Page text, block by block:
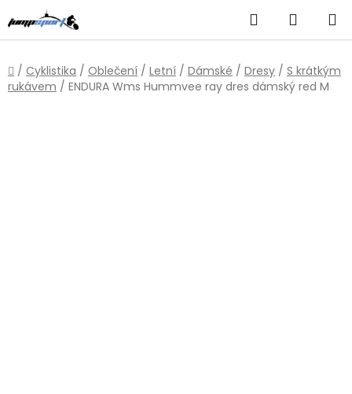
na
obsah
Hledat
KOŠÍK
Domů
/ Cyklistika / Oblečení / Letní / Dámské / Dresy / S krátkým
rukávem / ENDURA Wms Hummvee ray dres dámský red M